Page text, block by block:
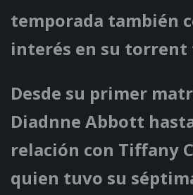
temporada también
interés en su
Desde su primer
Diadnne Abbott
relación con Tiffany
quien tuvo su